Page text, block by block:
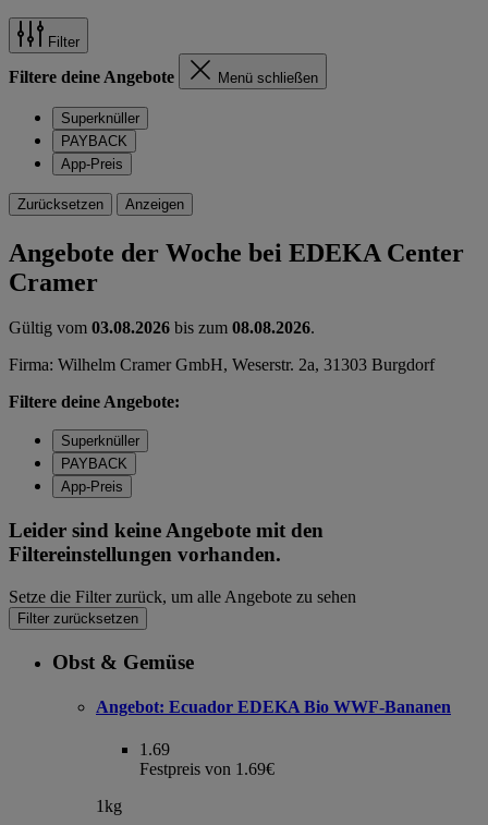
Filter
Filtere deine Angebote Menü schließen
Superknüller
PAYBACK
App-Preis
Zurücksetzen Anzeigen
Angebote der Woche bei EDEKA Center
Cramer
Gültig vom 03.08.2026 bis zum 08.08.2026.
Firma: Wilhelm Cramer GmbH, Weserstr. 2a, 31303 Burgdorf
Filtere deine Angebote:
Superknüller
PAYBACK
App-Preis
Leider sind keine Angebote mit den
Filtereinstellungen vorhanden.
Setze die Filter zurück, um alle Angebote zu sehen
Filter zurücksetzen
Obst & Gemüse
Angebot: Ecuador EDEKA Bio WWF-Bananen
1.69
Festpreis von 1.69€
1kg